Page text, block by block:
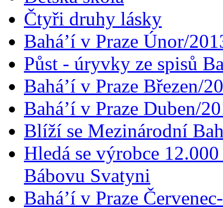
Čtyři druhy lásky
Bahá’í v Praze Únor/
Půst - úryvky ze spisů
Bahá’í v Praze Březen/
Bahá’í v Praze Duben/
Blíží se Mezinárodní
Hledá se výrobce
Bábovu Svatyni
Bahá’í v Praze